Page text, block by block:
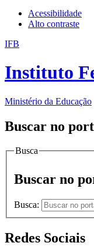
Acessibilidade
Alto contraste
IFB
Instituto
Ministério da Educação
Buscar no
Busca
Buscar no
Busca:
Redes Sociais